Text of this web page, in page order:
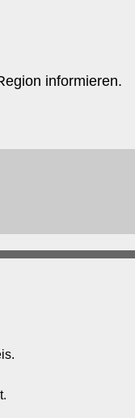
informieren.